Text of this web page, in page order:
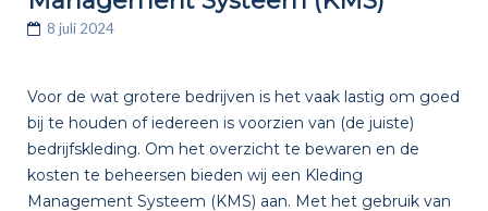
8 juli 2024
Voor de wat grotere bedrijven is het vaak lastig om goed
bij te houden of iedereen is voorzien van (de juiste)
bedrijfskleding. Om het overzicht te bewaren en de
kosten te beheersen bieden wij een Kleding
Management Systeem (KMS) aan. Met het gebruik van